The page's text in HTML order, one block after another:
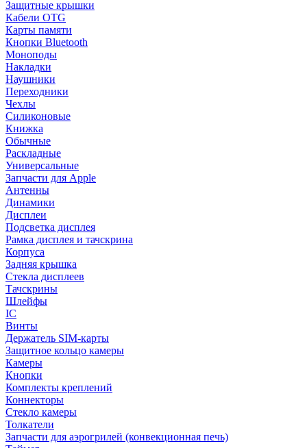
Защитные крышки
Кабели OTG
Карты памяти
Кнопки Bluetooth
Моноподы
Накладки
Наушники
Переходники
Чехлы
Силиконовые
Книжка
Обычные
Раскладные
Универсальные
Запчасти для Apple
Антенны
Динамики
Дисплеи
Подсветка дисплея
Рамка дисплея и тачскрина
Корпуса
Задняя крышка
Стекла дисплеев
Тачскрины
Шлейфы
IC
Винты
Держатель SIM-карты
Защитное кольцо камеры
Камеры
Кнопки
Комплекты креплений
Коннекторы
Стекло камеры
Толкатели
Запчасти для аэрогрилей (конвекционная печь)